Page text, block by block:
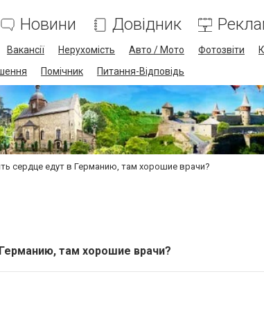
Новини Довідник
Вакансії Нерухомість Авто / Мото Фотозвіти
Помічник Питання-Відповідь
сердце едут в Германию, там хорошие врачи?
там хорошие врачи?